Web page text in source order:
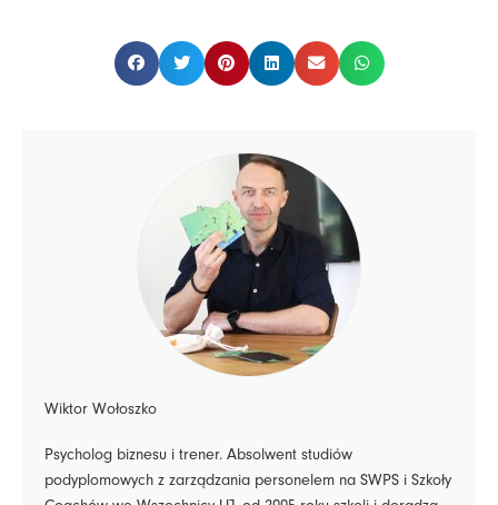
Wiktor Wołoszko
Psycholog biznesu i trener. Absolwent studiów
podyplomowych z zarządzania personelem na SWPS i Szkoły